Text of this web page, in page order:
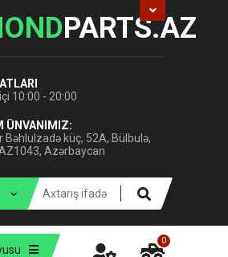
PARTS.AZ
10:00 - 20:00
ÜNVANIMIZ:
Bəhlulzadə küç, 52A, Bülbulə,
AZ1043, Azərbaycan
0